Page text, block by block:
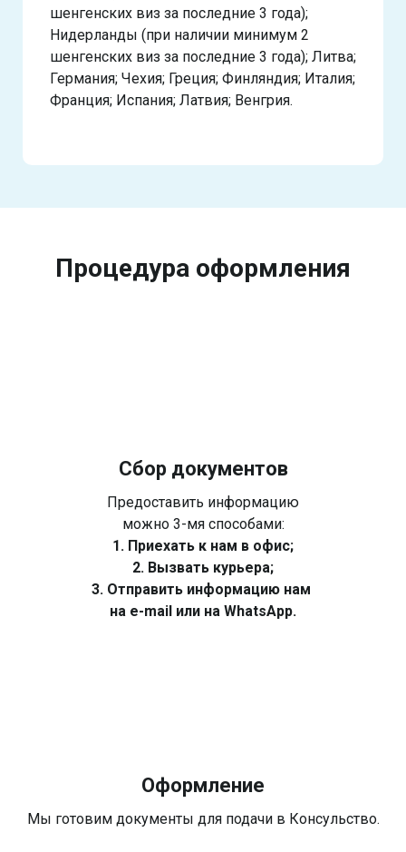
шенгенских виз за последние 3 года);
Нидерланды (при наличии минимум 2
шенгенских виз за последние 3 года); Литва;
Германия; Чехия; Греция; Финляндия; Италия;
Франция; Испания; Латвия; Венгрия.
Процедура оформления
Сбор документов
Предоставить информацию
можно 3-мя способами:
1. Приехать к нам в офис;
2. Вызвать курьера;
3. Отправить информацию нам
на e-mail или на WhatsApp.
Оформление
Мы готовим документы для подачи в Консульство.